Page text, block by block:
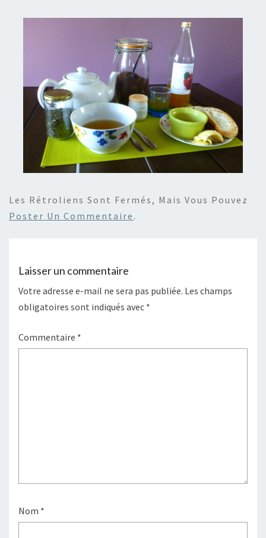
Les Rétroliens Sont Fermés, Mais Vous Pouvez
Poster Un Commentaire .
Laisser un commentaire
Votre adresse e-mail ne sera pas publiée. Les champs
obligatoires sont indiqués avec *
Commentaire *
Nom *